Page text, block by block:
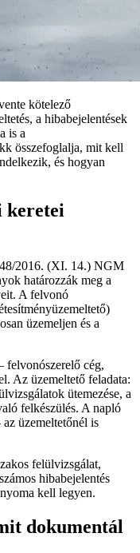
kötelező
a hibabejelentések
is a
összefoglalja, mit kell
és hogyan
keretei
2016. (XI. 14.) NGM
határozzák meg a
A felvonó
üzemeljen és a
felvonószerelő cég,
Az üzemeltető feladata:
ütemezése, a
felkészülés. A napló
üzemeltetőnél is
felülvizsgálat,
hibabejelentés
kell legyen.
dokumentál